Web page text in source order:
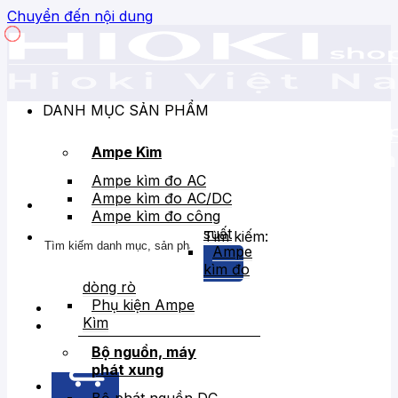
Chuyển đến nội dung
Tìm kiếm:
DANH MỤC SẢN PHẨM
Ampe Kìm
Ampe kìm đo AC
Ampe kìm đo AC/DC
Ampe kìm đo công
suất
Ampe
kìm đo
dòng rò
Phụ kiện Ampe
Kìm
Bộ nguồn, máy
phát xung